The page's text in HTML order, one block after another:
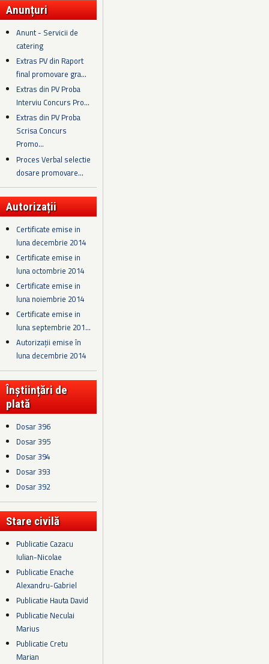
Anunțuri
Anunt - Servicii de
catering
Extras PV din Raport
final promovare gra...
Extras din PV Proba
Interviu Concurs Pro...
Extras din PV Proba
Scrisa Concurs
Promo...
Proces Verbal selectie
dosare promovare...
Autorizații
Certificate emise in
luna decembrie 2014
Certificate emise in
luna octombrie 2014
Certificate emise in
luna noiembrie 2014
Certificate emise in
luna septembrie 201...
Autorizații emise în
luna decembrie 2014
Înștiințări de
plată
Dosar 396
Dosar 395
Dosar 394
Dosar 393
Dosar 392
Stare civilă
Publicatie Cazacu
Iulian-Nicolae
Publicatie Enache
Alexandru-Gabriel
Publicatie Hauta David
Publicatie Neculai
Marius
Publicatie Cretu
Marian